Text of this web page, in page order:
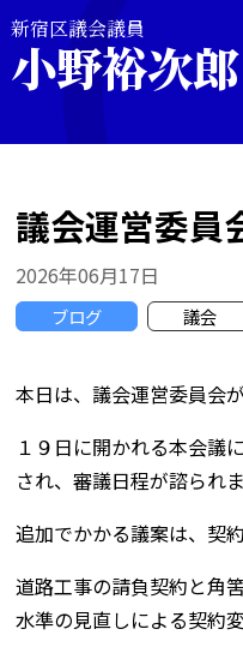
新宿区議会議員
小野裕次郎
議会運営委員
2026年06月17日
ブログ 議会
本日は、議会運営委員会
１９日に開かれる本会議
され、審議日程が諮られま
追加でかかる議案は、契
道路工事の請負契約と角
水準の見直しによる契約